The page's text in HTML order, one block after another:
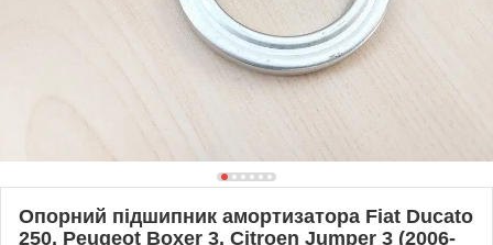
Опорний підшипник амортизатора Fiat Ducato
250, Peugeot Boxer 3, Citroen Jumper 3 (2006-